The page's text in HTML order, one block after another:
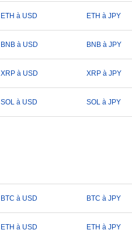
ETH à USD ETH à JPY
BNB à USD BNB à JPY
XRP à USD XRP à JPY
SOL à USD SOL à JPY
BTC à USD BTC à JPY
ETH à USD ETH à JPY